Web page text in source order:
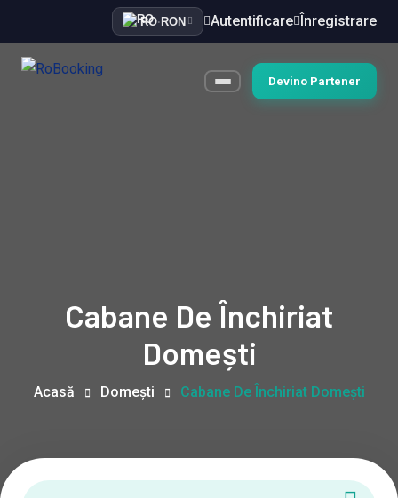
RO·RON Autentificare Înregistrare
Devino Partener
Cabane De Închiriat
Domești
Acasă Domești Cabane De Închiriat Domești